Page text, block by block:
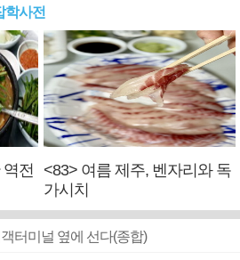
학사전
역전
<83> 여름 제주, 벤자리와 독
가시치
터미널 옆에 선다(종합)